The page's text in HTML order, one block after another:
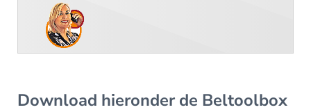
Download hieronder de Beltoolbox